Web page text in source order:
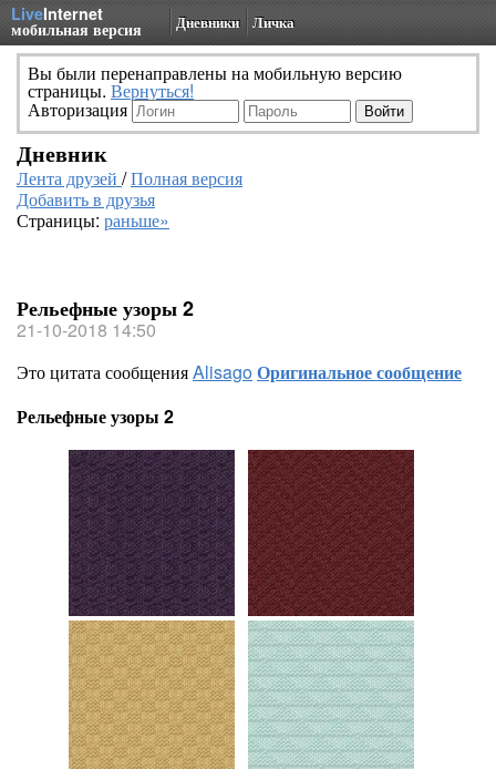
LiveInternet
мобильная версия Дневники Личка
Вы были перенаправлены на мобильную версию
страницы. Вернуться!
Авторизация
Дневник
Лента друзей /Полная версия
Добавить в друзья
Страницы: раньше»
Рельефные узоры 2
21-10-2018 14:50
Это цитата сообщенияAlisagoОригинальное сообщение
Рельефные узоры 2